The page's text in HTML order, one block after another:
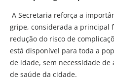
A Secretaria reforça a
gripe, considerada a principal
redução do risco de
está disponível para toda a
de idade, sem necessidade
de saúde da cidade.